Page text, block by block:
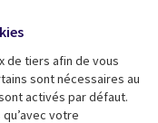
de tiers afin de vous
sont nécessaires au
activés par défaut.
votre